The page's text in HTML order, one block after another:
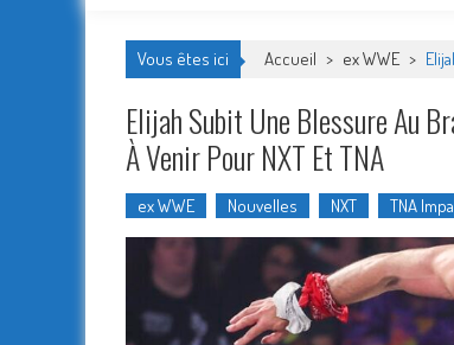
Vous êtes ici Accueil > ex WWE >
Elijah Subit Une Blessure Au
À Venir Pour NXT Et TNA
ex WWE Nouvelles NXT TNA